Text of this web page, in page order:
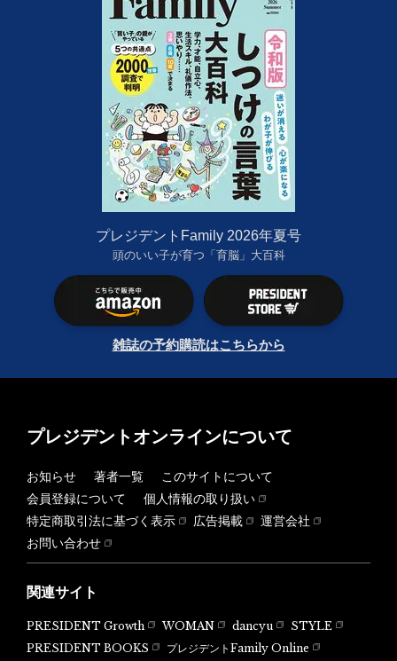
プレジデントFamily 2026年夏号
頭のいい子が育つ「育脳」大百科
雑誌の予約購読はこちらから
プレジデントオンラインについて
お知らせ 著者一覧
このサイトについて
会員登録について
個人情報の取り扱い
特定商取引法に基づく表示
広告掲載
運営会社
お問い合わせ
関連サイト
PRESIDENT Growth WOMAN dancyu
STYLE
PRESIDENT BOOKS
プレジデントFamily Online